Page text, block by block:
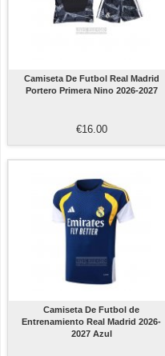
Camiseta De Futbol Real Madrid
Portero Primera Nino 2026-2027
€16.00
Camiseta De Futbol de
Entrenamiento Real Madrid 2026-
2027 Azul